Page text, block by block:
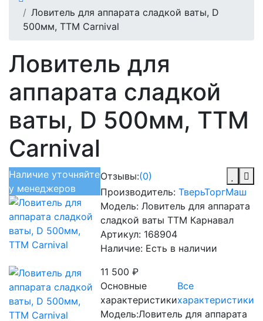
Ловитель для аппарата сладкой ваты, D
500мм, ТТМ Carnival
Ловитель для
аппарата сладкой
ваты, D 500мм, ТТМ
Carnival
Наличие уточняйте
у менеджеров
Отзывы:(0)
Производитель: ТверьТоргМаш
Модель: Ловитель для аппарата
сладкой ваты ТТМ Карнавал
Артикул: 168904
Наличие: Есть в наличии
11 500 ₽
Основные
характеристики
Все
характеристики
Модель:Ловитель для аппарата